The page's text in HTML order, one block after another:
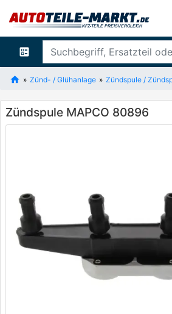
ballot
Zünd- / Glühanlage Zündspule /
Zündspule MAPCO 80896